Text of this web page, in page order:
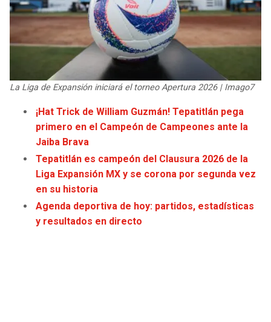
COLTS
JAGUARS
TITANS
COWBOYS
GIANTS
EAGLES
COMMANDERS
MAGIC
WIZARDS
WARRIORS
CLIPPERS
LAKERS
SUNS
KINGS
La Liga de Expansión iniciará el torneo Apertura 2026 | Imago7
¡Hat Trick de William Guzmán! Tepatitlán pega
primero en el Campeón de Campeones ante la
Jaiba Brava
Tepatitlán es campeón del Clausura 2026 de la
Liga Expansión MX y se corona por segunda vez
en su historia
Agenda deportiva de hoy: partidos, estadísticas
y resultados en directo